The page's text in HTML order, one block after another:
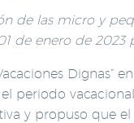
de las micro y
de enero de 2023
Dignas”
periodo
y propuso que